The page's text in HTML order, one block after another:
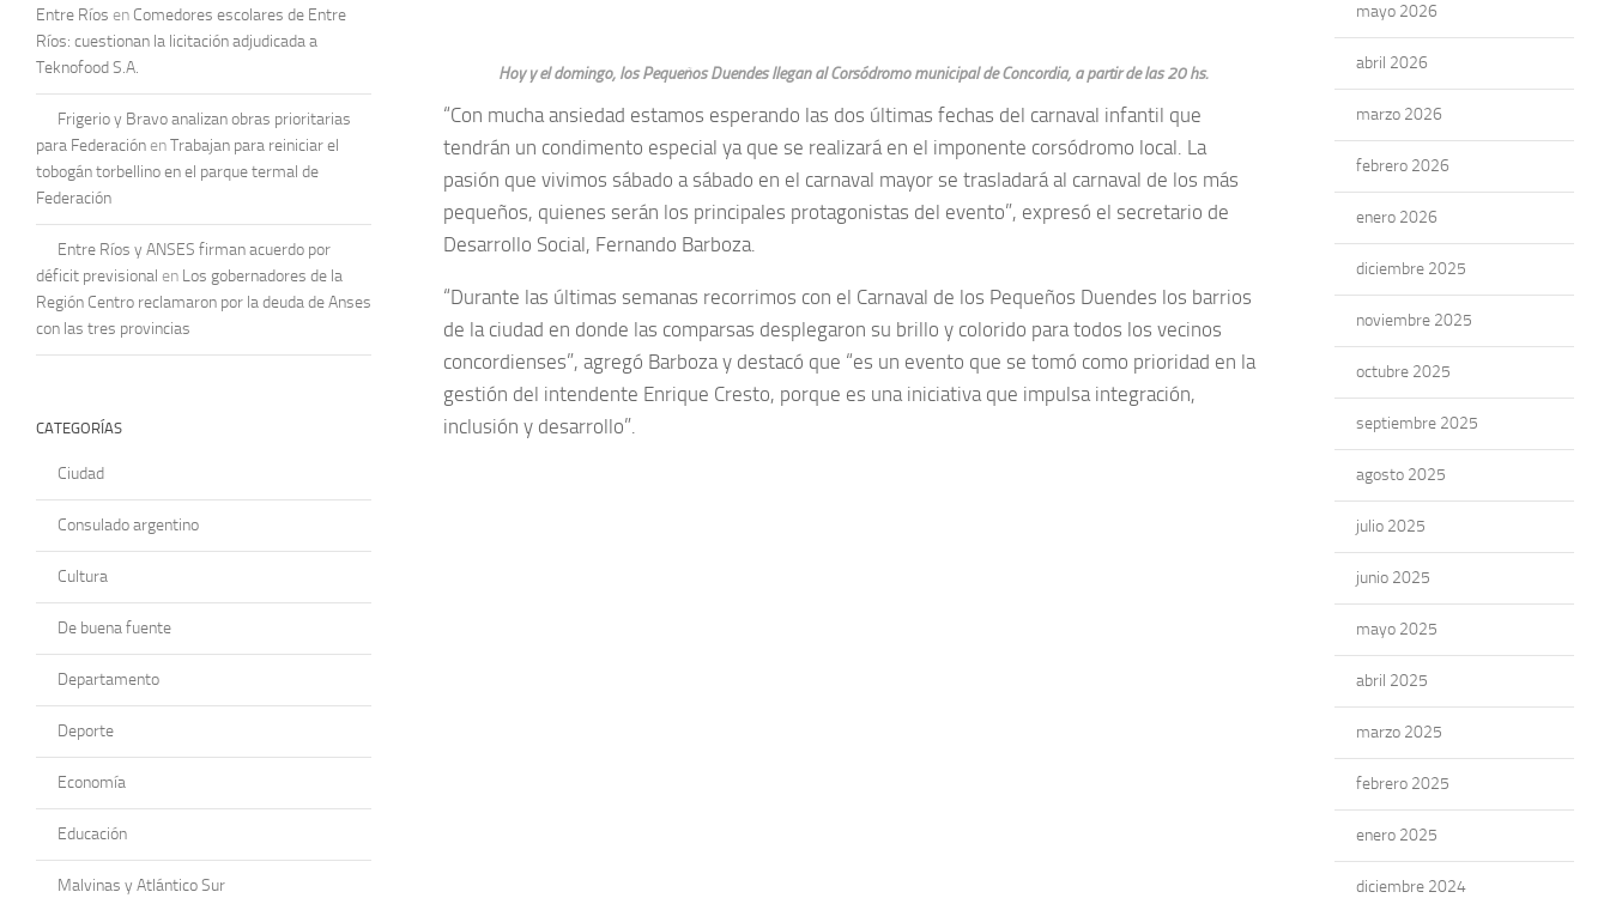
Hoy y el domingo, los Pequeños Duendes llegan al Corsódromo municipal de Concordia, a partir de las 20 hs.
“Con mucha ansiedad estamos esperando las dos últimas fechas del carnaval infantil que
tendrán un condimento especial ya que se realizará en el imponente corsódromo local. La
pasión que vivimos sábado a sábado en el carnaval mayor se trasladará al carnaval de los más
pequeños, quienes serán los principales protagonistas del evento”, expresó el secretario de
Desarrollo Social, Fernando Barboza.
“Durante las últimas semanas recorrimos con el Carnaval de los Pequeños Duendes los barrios
de la ciudad en donde las comparsas desplegaron su brillo y colorido para todos los vecinos
concordienses”, agregó Barboza y destacó que “es un evento que se tomó como prioridad en la
gestión del intendente Enrique Cresto, porque es una iniciativa que impulsa integración,
inclusión y desarrollo”.
Entre Ríos en Comedores escolares de Entre
Ríos: cuestionan la licitación adjudicada a
Teknofood S.A.
Frigerio y Bravo analizan obras prioritarias
para Federación enTrabajan para reiniciar el
tobogán torbellino en el parque termal de
Federación
Entre Ríos y ANSES firman acuerdo por
déficit previsional en Los gobernadores de la
Región Centro reclamaron por la deuda de Anses
con las tres provincias
CATEGORÍAS
Ciudad
Consulado argentino
Cultura
De buena fuente
Departamento
Deporte
Economía
Educación
Malvinas y Atlántico Sur
mayo 2026
abril 2026
marzo 2026
febrero 2026
enero 2026
diciembre 2025
noviembre 2025
octubre 2025
septiembre 2025
agosto 2025
julio 2025
junio 2025
mayo 2025
abril 2025
marzo 2025
febrero 2025
enero 2025
diciembre 2024